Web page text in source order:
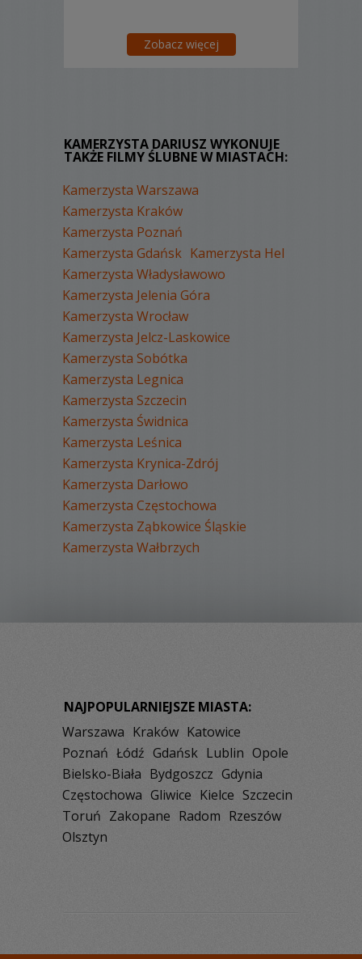
Zobacz więcej
KAMERZYSTA DARIUSZ WYKONUJE
TAKŻE FILMY ŚLUBNE W MIASTACH:
Kamerzysta Warszawa
Kamerzysta Kraków
Kamerzysta Poznań
Kamerzysta Gdańsk Kamerzysta Hel
Kamerzysta Władysławowo
Kamerzysta Jelenia Góra
Kamerzysta Wrocław
Kamerzysta Jelcz-Laskowice
Kamerzysta Sobótka
Kamerzysta Legnica
Kamerzysta Szczecin
Kamerzysta Świdnica
Kamerzysta Leśnica
Kamerzysta Krynica-Zdrój
Kamerzysta Darłowo
Kamerzysta Częstochowa
Kamerzysta Ząbkowice Śląskie
Kamerzysta Wałbrzych
NAJPOPULARNIEJSZE MIASTA:
Warszawa Kraków Katowice
Poznań Łódź Gdańsk Lublin Opole
Bielsko-Biała Bydgoszcz Gdynia
Częstochowa Gliwice Kielce Szczecin
Toruń Zakopane Radom Rzeszów
Olsztyn